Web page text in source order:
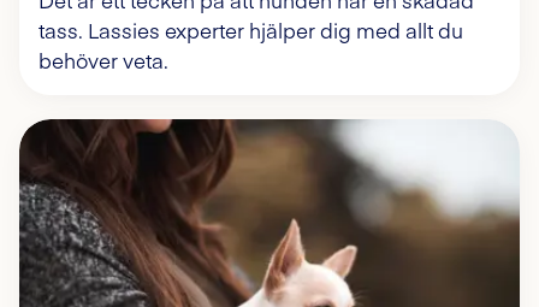
tass. Lassies experter hjälper dig med allt du
behöver veta.